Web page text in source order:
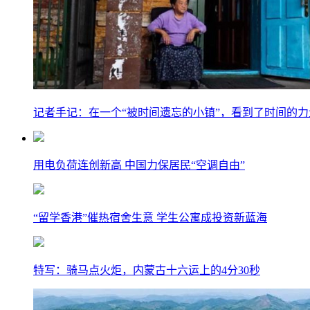
记者手记：在一个“被时间遗忘的小镇”，看到了时间的
用电负荷连创新高 中国力保居民“空调自由”
“留学香港”催热宿舍生意 学生公寓成投资新蓝海
特写：骑马点火炬，内蒙古十六运上的4分30秒